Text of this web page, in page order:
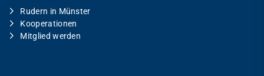
Rudern in Münster
Kooperationen
Mitglied werden